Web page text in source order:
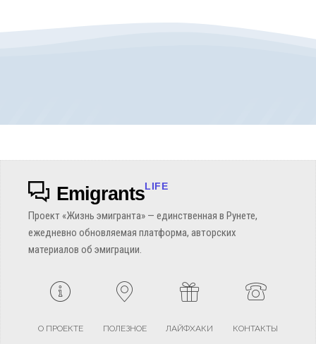
EmigrantsLIFE
Проект «Жизнь эмигранта» — единственная в Рунете,
ежедневно обновляемая платформа, авторских
материалов об эмиграции.
О ПРОЕКТЕ ПОЛЕЗНОЕ ЛАЙФХАКИ КОНТАКТЫ